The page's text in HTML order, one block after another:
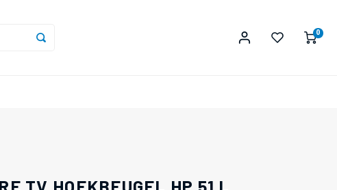
0
TV HOEKBEUGEL HP 51 L